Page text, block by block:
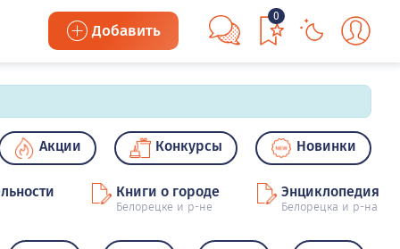
Добавить
0
Акции Конкурсы Новинки
Книги о городе
Белорецке и р-не
Энциклопедия
Белорецка и р-на